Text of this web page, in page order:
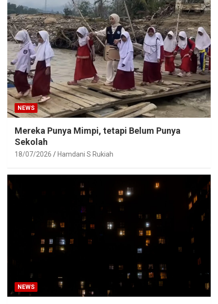
NEWS
Mereka Punya Mimpi, tetapi Belum Punya
Sekolah
18/07/2026 Hamdani S Rukiah
NEWS